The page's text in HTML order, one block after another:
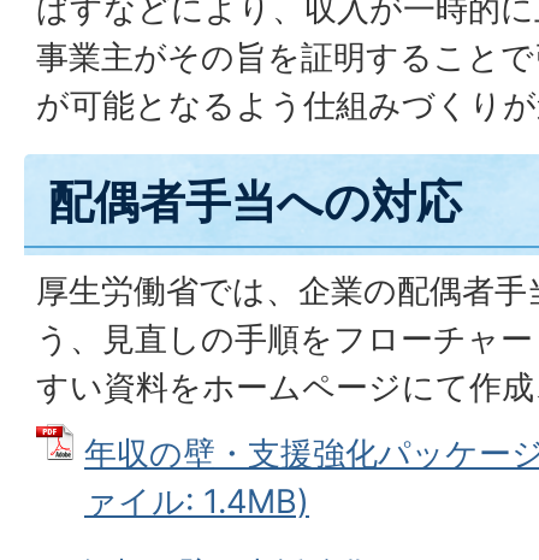
ばすなどにより、収入が一時的
事業主がその旨を証明すること
が可能となるよう仕組みづくり
配偶者手当への対応
厚生労働省では、企業の配偶者
う、見直しの手順をフローチャ
すい資料をホームページにて作
年収の壁・支援強化パッケー
ァイル: 1.4MB)